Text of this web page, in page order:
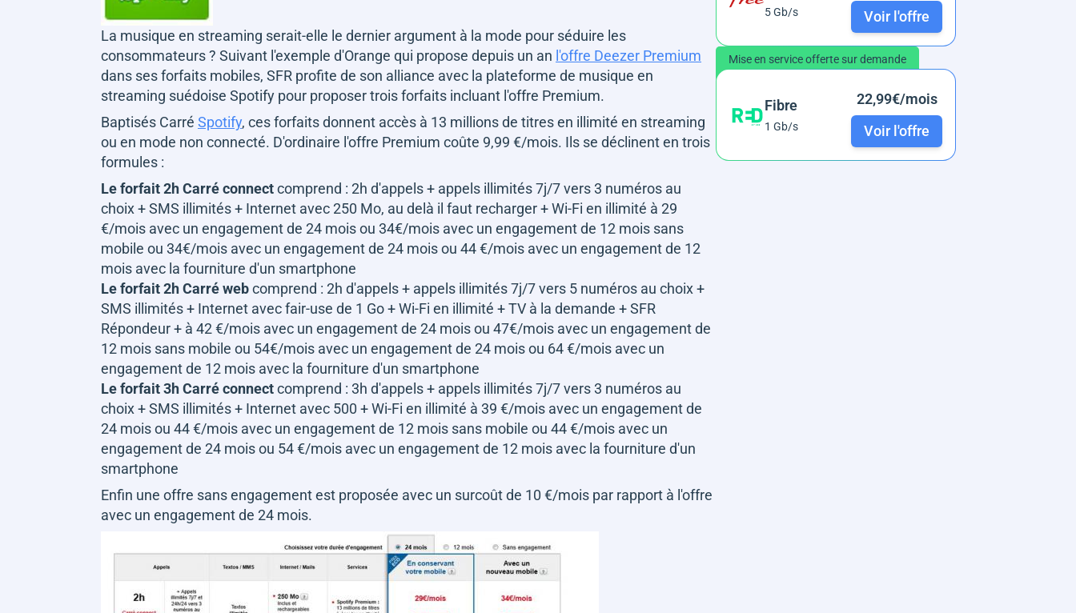
La musique en streaming serait-elle le dernier argument à la mode pour séduire les
consommateurs ? Suivant l'exemple d'Orange qui propose depuis un an l'offre Deezer Premium
dans ses forfaits mobiles, SFR profite de son alliance avec la plateforme de musique en
streaming suédoise Spotify pour proposer trois forfaits incluant l'offre Premium.
Baptisés Carré Spotify, ces forfaits donnent accès à 13 millions de titres en illimité en streaming
ou en mode non connecté. D'ordinaire l'offre Premium coûte 9,99 €/mois. Ils se déclinent en trois
formules :
Le forfait 2h Carré connectcomprend : 2h d'appels + appels illimités 7j/7 vers 3 numéros au
choix + SMS illimités + Internet avec 250 Mo, au delà il faut recharger + Wi-Fi en illimité à 29
€/mois avec un engagement de 24 mois ou 34€/mois avec un engagement de 12 mois sans
mobile ou 34€/mois avec un engagement de 24 mois ou 44 €/mois avec un engagement de 12
mois avec la fourniture d'un smartphone
Le forfait 2h Carré webcomprend : 2h d'appels + appels illimités 7j/7 vers 5 numéros au choix +
SMS illimités + Internet avec fair-use de 1 Go + Wi-Fi en illimité + TV à la demande + SFR
Répondeur + à 42 €/mois avec un engagement de 24 mois ou 47€/mois avec un engagement de
12 mois sans mobile ou 54€/mois avec un engagement de 24 mois ou 64 €/mois avec un
engagement de 12 mois avec la fourniture d'un smartphone
Le forfait 3h Carré connectcomprend : 3h d'appels + appels illimités 7j/7 vers 3 numéros au
choix + SMS illimités + Internet avec 500 + Wi-Fi en illimité à 39 €/mois avec un engagement de
24 mois ou 44 €/mois avec un engagement de 12 mois sans mobile ou 44 €/mois avec un
engagement de 24 mois ou 54 €/mois avec un engagement de 12 mois avec la fourniture d'un
smartphone
Enfin une offre sans engagement est proposée avec un surcoût de 10 €/mois par rapport à l'offre
avec un engagement de 24 mois.
5 Gb/s
Voir l'offre
Mise en service offerte sur demande
Fibre
1 Gb/s
22,99€/mois
Voir l'offre